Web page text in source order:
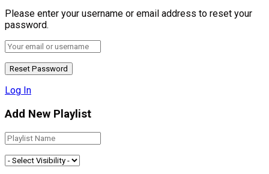
Please enter your username or email address to reset your
password.
Log In
Add New Playlist